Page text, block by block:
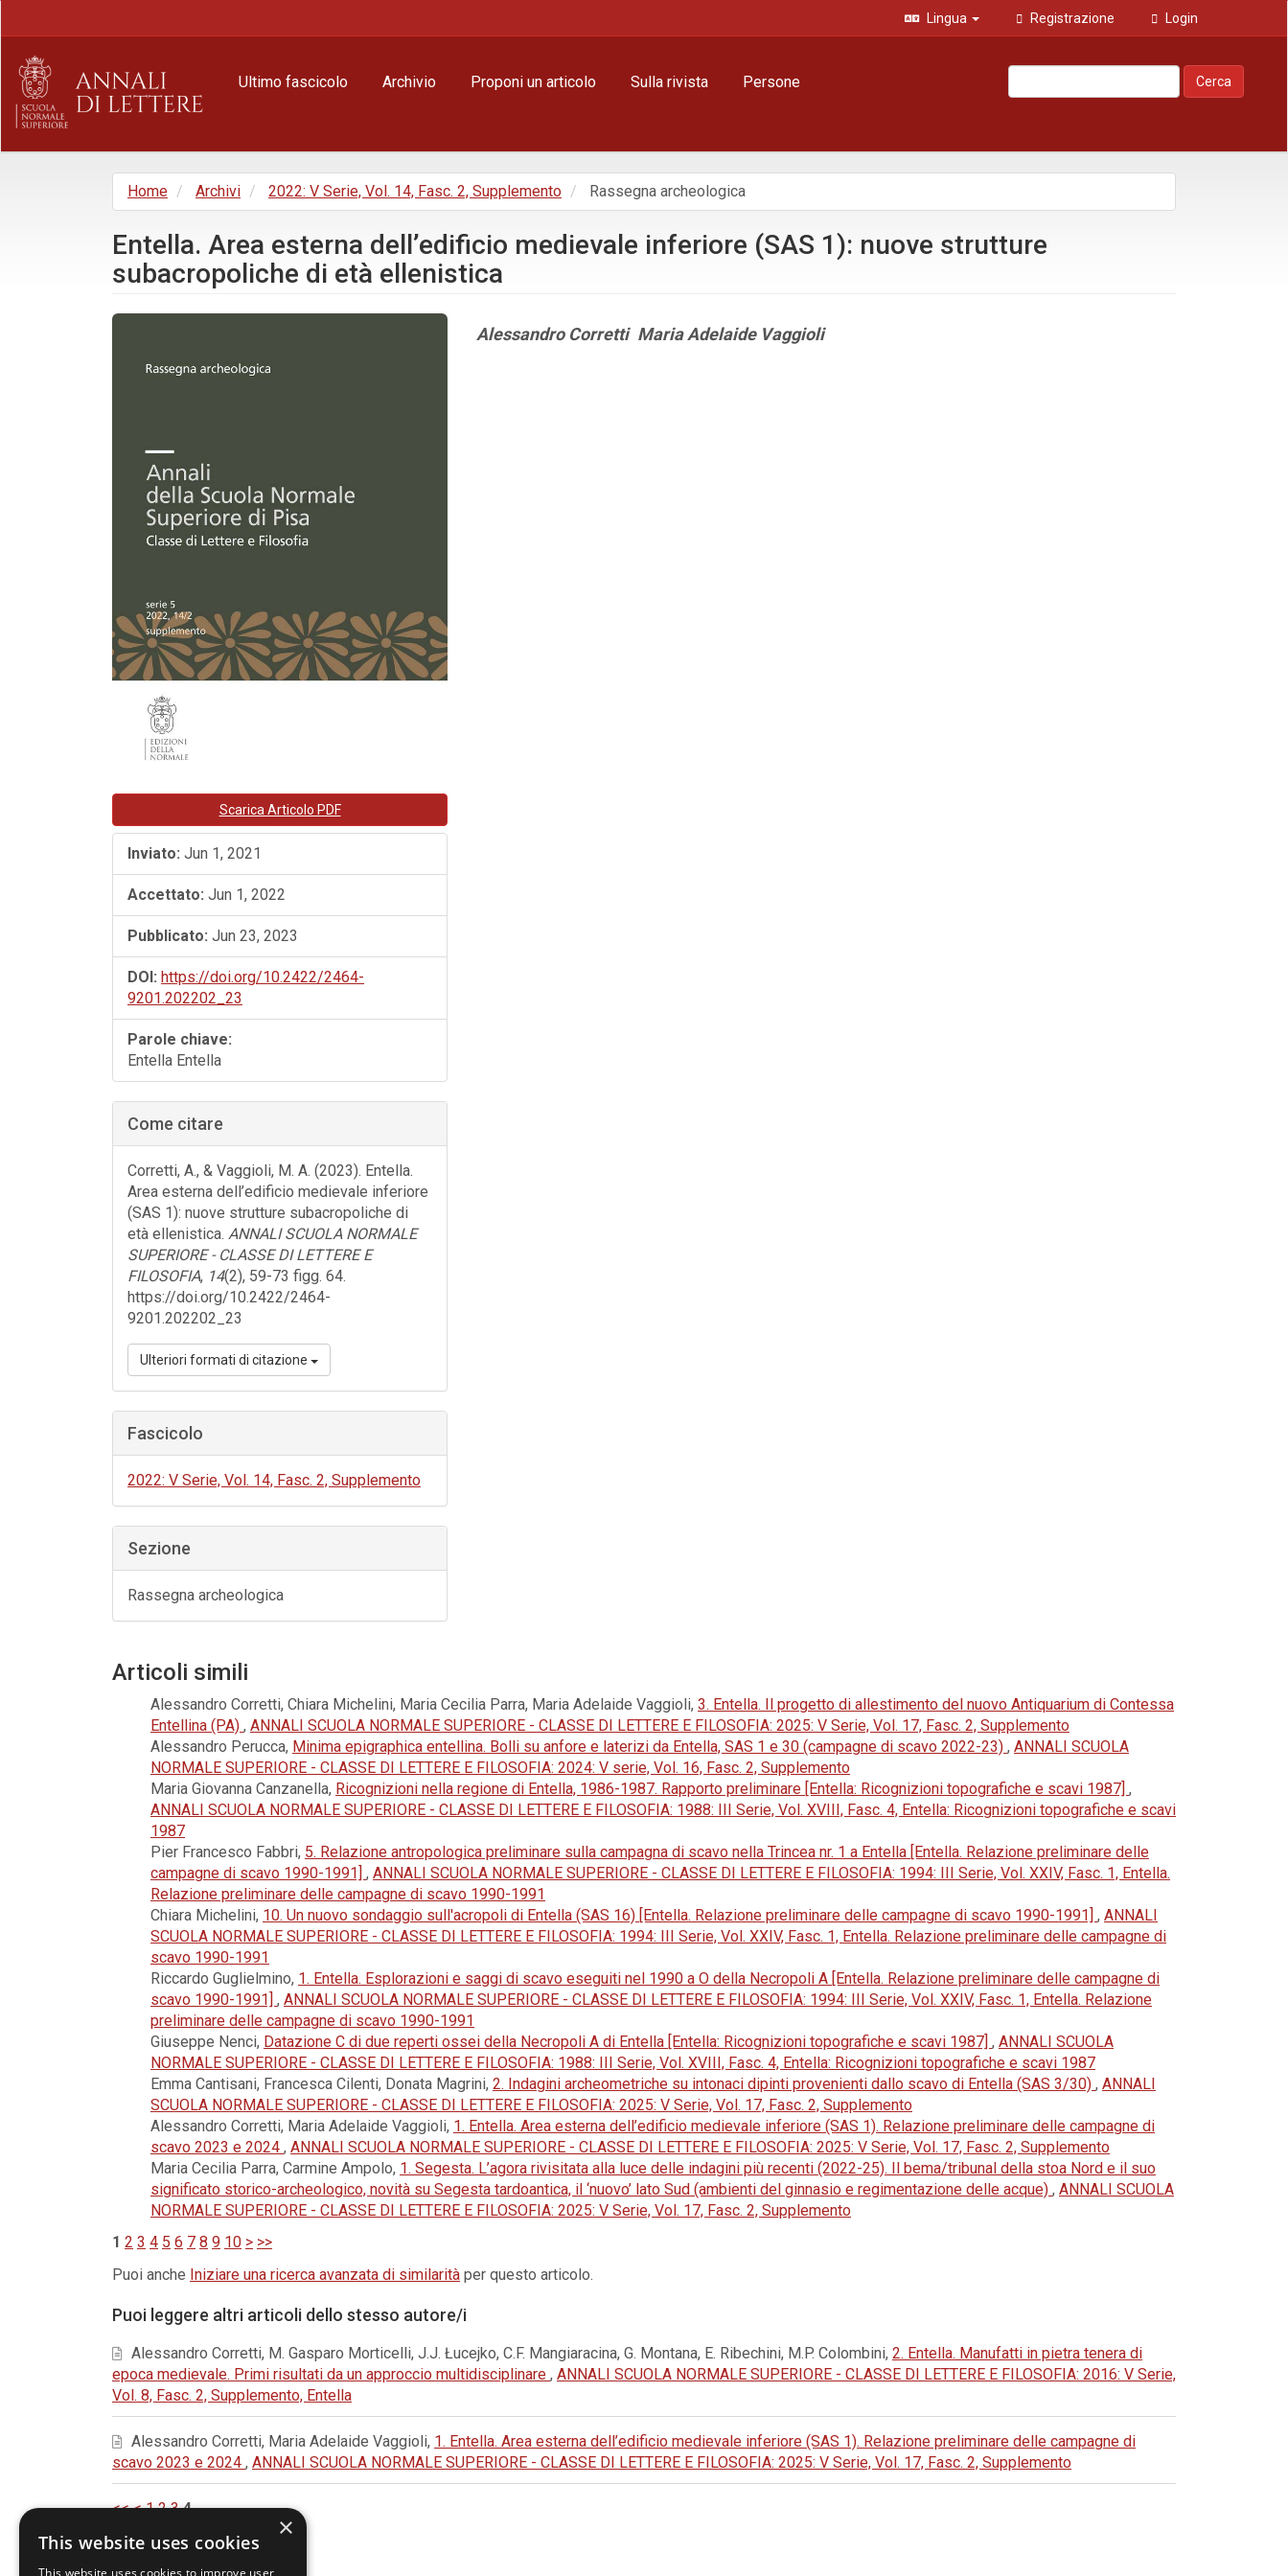
principale
Barra
laterale
Lingua Registrazione Login
Ultimo fascicolo Archivio Proponi un articolo Sulla rivista Persone Cerca
Home Archivi 2022: V Serie, Vol. 14, Fasc. 2, Supplemento Rassegna archeologica
Entella. Area esterna dell’edificio medievale inferiore (SAS 1): nuove strutture
subacropoliche di età ellenistica
Barra
dell'articolo
Scarica Articolo PDF
Inviato: Jun 1, 2021
Accettato: Jun 1, 2022
Pubblicato: Jun 23, 2023
DOI: https://doi.org/10.2422/2464-
9201.202202_23
Parole chiave:
Entella Entella
Come citare
Corretti, A., & Vaggioli, M. A. (2023). Entella.
Area esterna dell’edificio medievale inferiore
(SAS 1): nuove strutture subacropoliche di
età ellenistica. ANNALI SCUOLA NORMALE
SUPERIORE - CLASSE DI LETTERE E
FILOSOFIA, 14(2), 59-73 figg. 64.
https://doi.org/10.2422/2464-
9201.202202_23
Ulteriori formati di citazione
Fascicolo
2022: V Serie, Vol. 14, Fasc. 2, Supplemento
Sezione
Rassegna archeologica
Contenuto
principale
Alessandro Corretti Maria Adelaide Vaggioli
Articoli simili
Alessandro Corretti, Chiara Michelini, Maria Cecilia Parra, Maria Adelaide Vaggioli, 3. Entella. Il progetto di allestimento del nuovo Antiquarium di Contessa
Entellina (PA) , ANNALI SCUOLA NORMALE SUPERIORE - CLASSE DI LETTERE E FILOSOFIA: 2025: V Serie, Vol. 17, Fasc. 2, Supplemento
Alessandro Perucca, Minima epigraphica entellina. Bolli su anfore e laterizi da Entella, SAS 1 e 30 (campagne di scavo 2022-23) , ANNALI SCUOLA
NORMALE SUPERIORE - CLASSE DI LETTERE E FILOSOFIA: 2024: V serie, Vol. 16, Fasc. 2, Supplemento
Maria Giovanna Canzanella, Ricognizioni nella regione di Entella, 1986-1987. Rapporto preliminare [Entella: Ricognizioni topografiche e scavi 1987] ,
ANNALI SCUOLA NORMALE SUPERIORE - CLASSE DI LETTERE E FILOSOFIA: 1988: III Serie, Vol. XVIII, Fasc. 4, Entella: Ricognizioni topografiche e scavi
1987
Pier Francesco Fabbri, 5. Relazione antropologica preliminare sulla campagna di scavo nella Trincea nr. 1 a Entella [Entella. Relazione preliminare delle
campagne di scavo 1990-1991] , ANNALI SCUOLA NORMALE SUPERIORE - CLASSE DI LETTERE E FILOSOFIA: 1994: III Serie, Vol. XXIV, Fasc. 1, Entella.
Relazione preliminare delle campagne di scavo 1990-1991
Chiara Michelini, 10. Un nuovo sondaggio sull'acropoli di Entella (SAS 16) [Entella. Relazione preliminare delle campagne di scavo 1990-1991] , ANNALI
SCUOLA NORMALE SUPERIORE - CLASSE DI LETTERE E FILOSOFIA: 1994: III Serie, Vol. XXIV, Fasc. 1, Entella. Relazione preliminare delle campagne di
scavo 1990-1991
Riccardo Guglielmino, 1. Entella. Esplorazioni e saggi di scavo eseguiti nel 1990 a O della Necropoli A [Entella. Relazione preliminare delle campagne di
scavo 1990-1991] , ANNALI SCUOLA NORMALE SUPERIORE - CLASSE DI LETTERE E FILOSOFIA: 1994: III Serie, Vol. XXIV, Fasc. 1, Entella. Relazione
preliminare delle campagne di scavo 1990-1991
Giuseppe Nenci, Datazione C di due reperti ossei della Necropoli A di Entella [Entella: Ricognizioni topografiche e scavi 1987] , ANNALI SCUOLA
NORMALE SUPERIORE - CLASSE DI LETTERE E FILOSOFIA: 1988: III Serie, Vol. XVIII, Fasc. 4, Entella: Ricognizioni topografiche e scavi 1987
Emma Cantisani, Francesca Cilenti, Donata Magrini, 2. Indagini archeometriche su intonaci dipinti provenienti dallo scavo di Entella (SAS 3/30) , ANNALI
SCUOLA NORMALE SUPERIORE - CLASSE DI LETTERE E FILOSOFIA: 2025: V Serie, Vol. 17, Fasc. 2, Supplemento
Alessandro Corretti, Maria Adelaide Vaggioli, 1. Entella. Area esterna dell’edificio medievale inferiore (SAS 1). Relazione preliminare delle campagne di
scavo 2023 e 2024 , ANNALI SCUOLA NORMALE SUPERIORE - CLASSE DI LETTERE E FILOSOFIA: 2025: V Serie, Vol. 17, Fasc. 2, Supplemento
Maria Cecilia Parra, Carmine Ampolo, 1. Segesta. L’agora rivisitata alla luce delle indagini più recenti (2022-25). Il bema/tribunal della stoa Nord e il suo
significato storico-archeologico, novità su Segesta tardoantica, il ‘nuovo’ lato Sud (ambienti del ginnasio e regimentazione delle acque) , ANNALI SCUOLA
NORMALE SUPERIORE - CLASSE DI LETTERE E FILOSOFIA: 2025: V Serie, Vol. 17, Fasc. 2, Supplemento
1 2 3 4 5 6 7 8 9 10 > >>
Puoi anche Iniziare una ricerca avanzata di similarità per questo articolo.
Puoi leggere altri articoli dello stesso autore/i
Alessandro Corretti, M. Gasparo Morticelli, J.J. Łucejko, C.F. Mangiaracina, G. Montana, E. Ribechini, M.P. Colombini, 2. Entella. Manufatti in pietra tenera di
epoca medievale. Primi risultati da un approccio multidisciplinare , ANNALI SCUOLA NORMALE SUPERIORE - CLASSE DI LETTERE E FILOSOFIA: 2016: V Serie,
Vol. 8, Fasc. 2, Supplemento, Entella
Alessandro Corretti, Maria Adelaide Vaggioli, 1. Entella. Area esterna dell’edificio medievale inferiore (SAS 1). Relazione preliminare delle campagne di
scavo 2023 e 2024 , ANNALI SCUOLA NORMALE SUPERIORE - CLASSE DI LETTERE E FILOSOFIA: 2025: V Serie, Vol. 17, Fasc. 2, Supplemento
<< < 1 2 3 4
×
This website uses cookies
This website uses cookies to improve user